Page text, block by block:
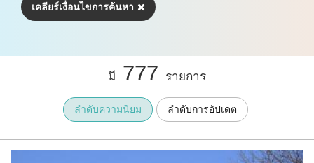
เคลียร์เงื่อนไขการค้นหา
มี 777 รายการ
ลำดับความนิยม ลำดับการอัปเดต